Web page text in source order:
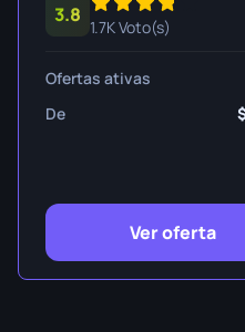
3.8
1.7K Voto(s)
Ofertas ativas
De
Ver oferta